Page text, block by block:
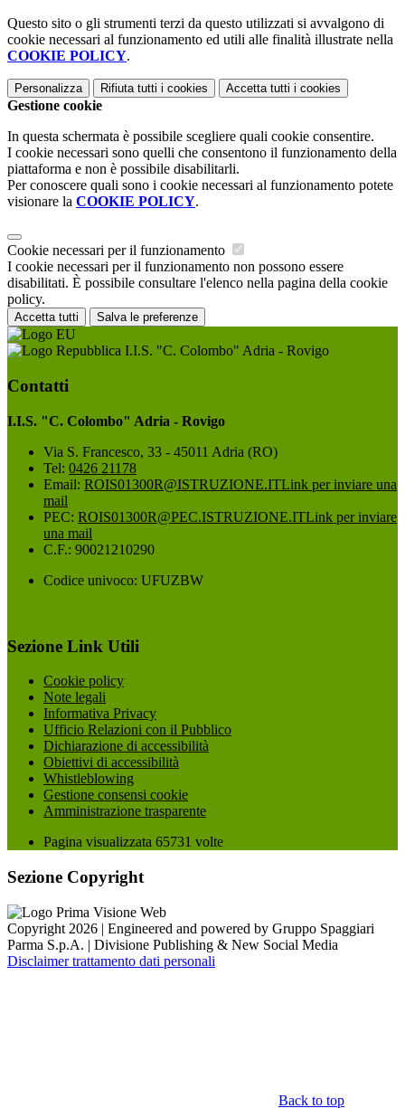
Questo sito o gli strumenti terzi da questo utilizzati si avvalgono di
cookie necessari al funzionamento ed utili alle finalità illustrate nella
COOKIE POLICY.
Personalizza Rifiuta tutti i cookies Accetta tutti i cookies
Gestione cookie
In questa schermata è possibile scegliere quali cookie consentire.
I cookie necessari sono quelli che consentono il funzionamento della
piattaforma e non è possibile disabilitarli.
Per conoscere quali sono i cookie necessari al funzionamento potete
visionare la COOKIE POLICY.
Cookie necessari per il funzionamento
I cookie necessari per il funzionamento non possono essere
disabilitati. È possibile consultare l'elenco nella pagina della cookie
policy.
Accetta tutti Salva le preferenze
I.I.S. "C. Colombo" Adria - Rovigo
Contatti
I.I.S. "C. Colombo" Adria - Rovigo
Via S. Francesco, 33 - 45011 Adria (RO)
Tel: 0426 21178
Email: ROIS01300R@ISTRUZIONE.ITLink per inviare una
mail
PEC: ROIS01300R@PEC.ISTRUZIONE.ITLink per inviare
una mail
C.F.: 90021210290
Codice univoco: UFUZBW
Sezione Link Utili
Cookie policy
Note legali
Informativa Privacy
Ufficio Relazioni con il Pubblico
Dichiarazione di accessibilità
Obiettivi di accessibilità
Whistleblowing
Gestione consensi cookie
Amministrazione trasparente
Pagina visualizzata 65731 volte
Sezione Copyright
Copyright 2026 | Engineered and powered by Gruppo Spaggiari
Parma S.p.A. | Divisione Publishing & New Social Media
Disclaimer trattamento dati personali
Back to top